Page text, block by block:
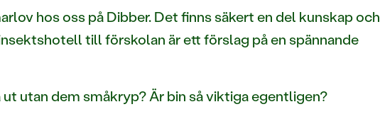
hos oss på Dibber. Det finns säkert en del kunskap och
till förskolan är ett förslag på en spännande
utan dem småkryp? Är bin så viktiga egentligen?